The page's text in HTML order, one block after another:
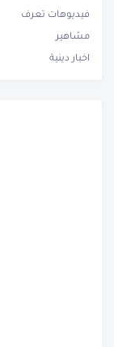
فيديوهات تعرف
مشاهير
اخبار دينية